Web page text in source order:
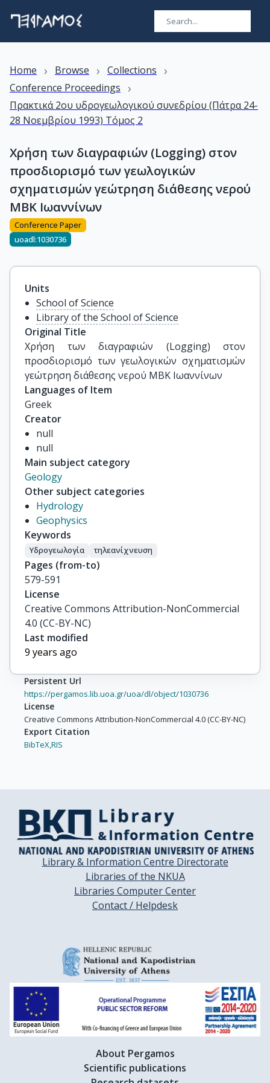
Home › Browse › Collections ›
Conference Proceedings ›
Πρακτικά 2ου υδρογεωλογικού συνεδρίου (Πάτρα 24-
28 Νοεμβρίου 1993) Τόμος 2
Χρήση των διαγραφιών (Logging) στον
προσδιορισμό των γεωλογικών
σχηματισμών γεώτρηση διάθεσης νερού
ΜΒΚ Ιωαννίνων
Conference Paper
uoadl:1030736
Units
School of Science
Library of the School of Science
Original Title
Χρήση των διαγραφιών (Logging) στον
προσδιορισμό των γεωλογικών σχηματισμών
γεώτρηση διάθεσης νερού ΜΒΚ Ιωαννίνων
Languages of Item
Greek
Creator
null
null
Main subject category
Geology
Other subject categories
Hydrology
Geophysics
Keywords
Υδρογεωλογία τηλεανίχνευση
Pages (from-to)
579-591
License
Creative Commons Attribution-NonCommercial
4.0 (CC-BY-NC)
Last modified
9 years ago
Persistent Url
https://pergamos.lib.uoa.gr/uoa/dl/object/1030736
License
Creative Commons Attribution-NonCommercial 4.0 (CC-BY-NC)
Export Citation
BibTeX,RIS
Library & Information Centre Directorate
Libraries of the NKUA
Libraries Computer Center
Contact / Helpdesk
About Pergamos
Scientific publications